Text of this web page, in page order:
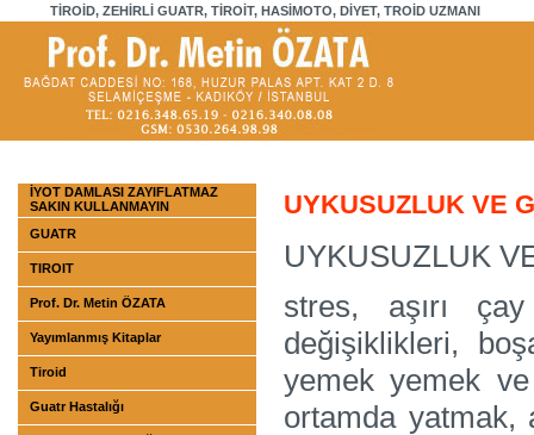
TİROİD, ZEHİRLİ GUATR, TİROİT, HASİMOTO, DİYET, TROİD UZMANI
İYOT DAMLASI ZAYIFLATMAZ
SAKIN KULLANMAYIN
GUATR
TIROIT
Prof. Dr. Metin ÖZATA
Yayımlanmış Kitaplar
Tiroid
Guatr Hastalığı
UYKUSUZLUK VE
UYKUSUZLUK
stres, aşırı
değişiklikleri,
yemek yemek
ortamda yatmak,